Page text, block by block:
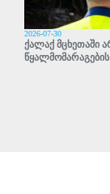
2026-07-30
ქალაქ მცხეთაში
წყალმომარაგების